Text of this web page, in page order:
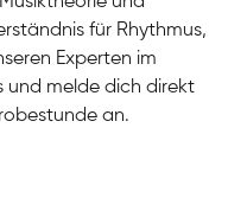
für Rhythmus,
Experten im
und melde dich direkt
an.